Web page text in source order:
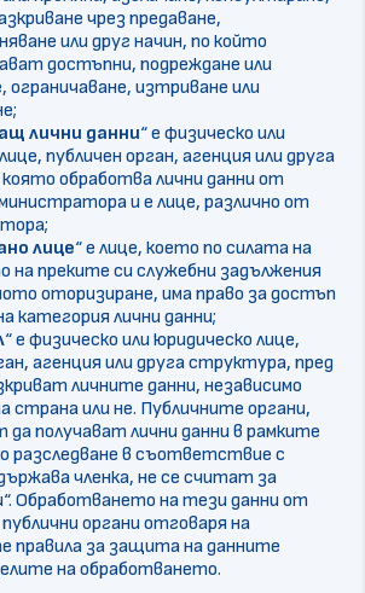
чрез предаване,
или друг начин, по който
достъпни, подреждане или
ограничаване, изтриване или
лични данни“ е физическо или
публичен орган, агенция или друга
обработва лични данни от
и е лице, различно от
лице“ е лице, което по силата на
преките си служебни задължения
оторизиране, има право за достъп
категория лични данни;
“ е физическо или юридическо лице,
агенция или друга структура, пред
личните данни, независимо
страна или не. Публичните органи,
получават лични данни в рамките
разследване в съответствие с
членка, не се считат за
Обработването на тези данни от
органи отговаря на
правила за защита на данните
на обработването.